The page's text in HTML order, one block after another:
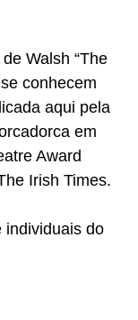
Walsh “The
conhecem
aqui pela
em
Award
Irish Times.
individuais do